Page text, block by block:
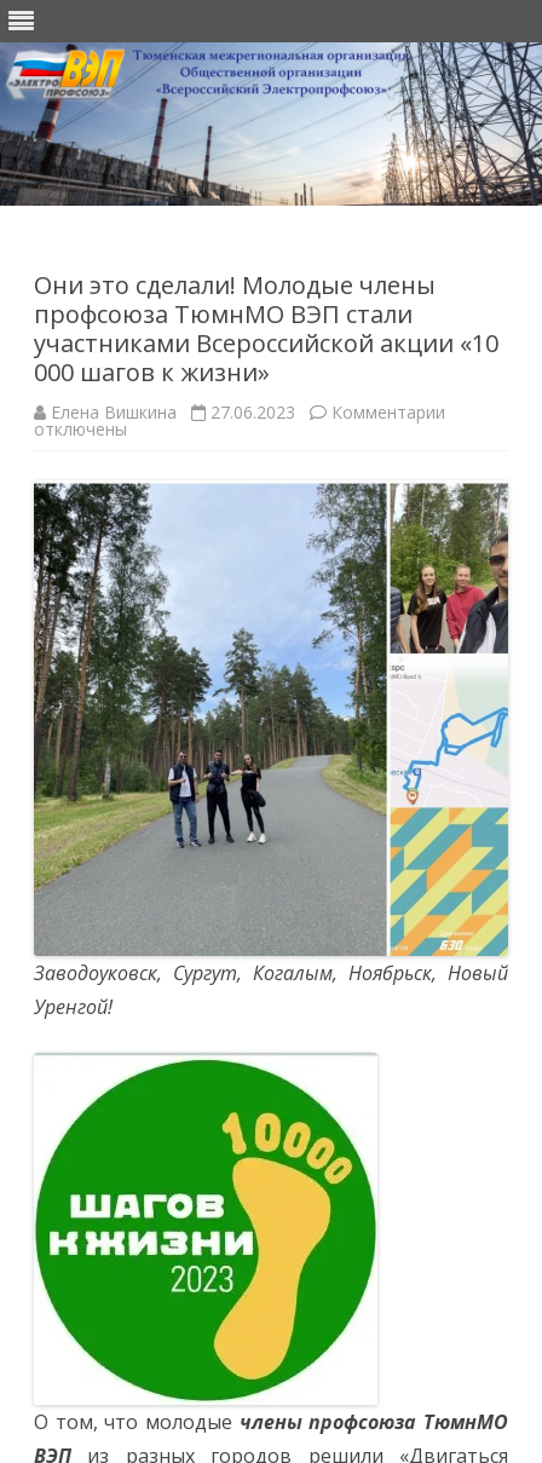
Они это сделали! Молодые члены
профсоюза ТюмнМО ВЭП стали
участниками Всероссийской акции «10
000 шагов к жизни»
Елена Вишкина 27.06.2023 Комментарии
сделали!
члены
профсоюза
ТюмнМО
ВЭП
стали
акции
«10
000
отключены
Заводоуковск, Сургут, Когалым, Ноябрьск, Новый
Уренгой!
О том, что молодые члены профсоюза ТюмнМО
ВЭП из разных городов решили «Двигаться